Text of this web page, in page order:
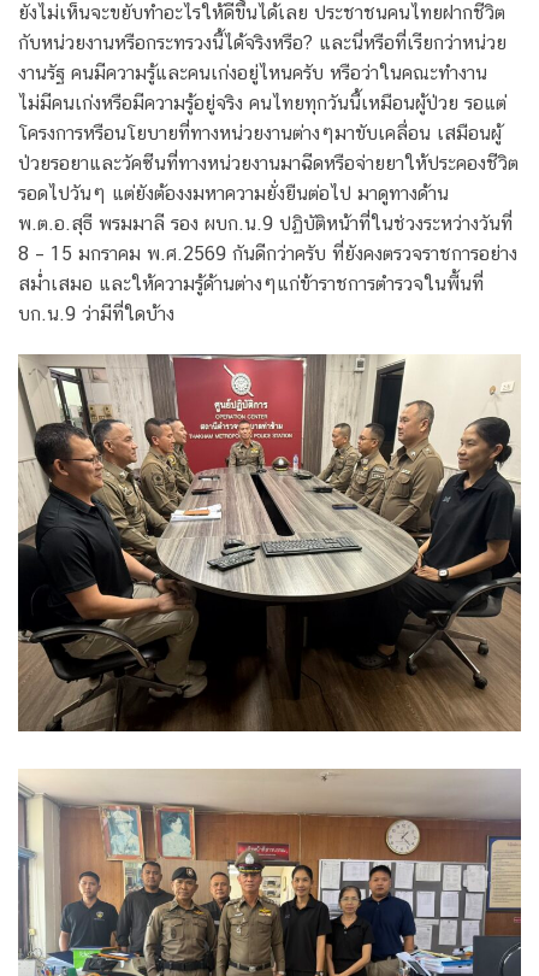
ยังไม่เห็นจะขยับทำอะไรให้ดีขึ้นได้เลย ประชาชนคนไทยฝากชีวิต
กับหน่วยงานหรือกระทรวงนี้ได้จริงหรือ? และนี่หรือที่เรียกว่าหน่วย
งานรัฐ คนมีความรู้และคนเก่งอยู่ไหนครับ หรือว่าในคณะทำงาน
ไม่มีคนเก่งหรือมีความรู้อยู่จริง คนไทยทุกวันนี้เหมือนผู้ป่วย รอแต่
โครงการหรือนโยบายที่ทางหน่วยงานต่างๆมาขับเคลื่อน เสมือนผู้
ป่วยรอยาและวัคซีนที่ทางหน่วยงานมาฉีดหรือจ่ายยาให้ประคองชีวิต
รอดไปวันๆ แต่ยังต้องงมหาความยั่งยืนต่อไป มาดูทางด้าน
พ.ต.อ.สุธี พรมมาลี รอง ผบก.น.9 ปฏิบัติหน้าที่ในช่วงระหว่างวันที่
8 – 15 มกราคม พ.ศ.2569 กันดีกว่าครับ ที่ยังคงตรวจราชการอย่าง
สม่ำเสมอ และให้ความรู้ด้านต่างๆแก่ข้าราชการตำรวจในพื้นที่
บก.น.9 ว่ามีที่ใดบ้าง